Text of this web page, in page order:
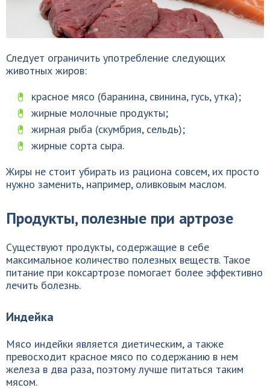
Следует ограничить употребление следующих
животных жиров:
красное мясо (баранина, свинина, гусь, утка);
жирные молочные продукты;
жирная рыба (скумбрия, сельдь);
жирные сорта сыра.
Жиры не стоит убирать из рациона совсем, их просто
нужно заменить, например, оливковым маслом.
Продукты, полезные при артрозе
Существуют продукты, содержащие в себе
максимальное количество полезных веществ. Такое
питание при коксартрозе помогает более эффективно
лечить болезнь.
Индейка
Мясо индейки является диетическим, а также
превосходит красное мясо по содержанию в нем
железа в два раза, поэтому лучше питаться таким
мясом.